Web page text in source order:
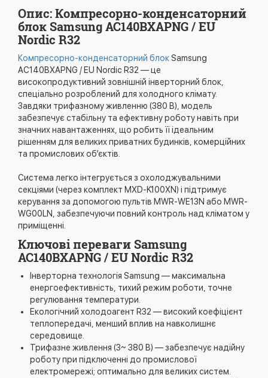
Опис: Компресорно-конденсаторний
блок Samsung AC140BXAPNG / EU
Nordic R32
Компресорно-конденсаторний блокSamsung
AC140BXAPNG / EU Nordic R32 — це
високопродуктивний зовнішній інверторний блок,
спеціально розроблений для холодного клімату.
Завдяки трифазному живленню (380 В), модель
забезпечує стабільну та ефективну роботу навіть при
значних навантаженнях, що робить її ідеальним
рішенням для великих приватних будинків, комерційних
та промислових об’єктів.
Система легко інтегрується з охолоджувальними
секціями (через комплект MXD-K100XN) і підтримує
керування за допомогою пультів MWR-WE13N або MWR-
WG00LN, забезпечуючи повний контроль над кліматом у
приміщенні.
Ключові переваги Samsung
AC140BXAPNG / EU Nordic R32
Інверторна технологія Samsung — максимальна
енергоефективність, тихий режим роботи, точне
регулювання температури.
Екологічний холодоагент R32 — високий коефіцієнт
теплопередачі, менший вплив на навколишнє
середовище.
Трифазне живлення (3~ 380 В) — забезпечує надійну
роботу при підключенні до промислової
електромережі; оптимально для великих систем.